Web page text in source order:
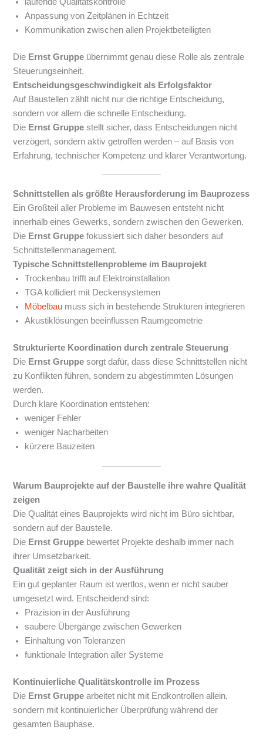
Anpassung von Zeitplänen in Echtzeit
Kommunikation zwischen allen Projektbeteiligten
Die Ernst Gruppe übernimmt genau diese Rolle als zentrale
Steuerungseinheit.
Entscheidungsgeschwindigkeit als Erfolgsfaktor
Auf Baustellen zählt nicht nur die richtige Entscheidung,
sondern vor allem die schnelle Entscheidung.
Die Ernst Gruppe stellt sicher, dass Entscheidungen nicht
verzögert, sondern aktiv getroffen werden – auf Basis von
Erfahrung, technischer Kompetenz und klarer Verantwortung.
Schnittstellen als größte Herausforderung im Bauprozess
Ein Großteil aller Probleme im Bauwesen entsteht nicht
innerhalb eines Gewerks, sondern zwischen den Gewerken.
Die Ernst Gruppe fokussiert sich daher besonders auf
Schnittstellenmanagement.
Typische Schnittstellenprobleme im Bauprojekt
Trockenbau trifft auf Elektroinstallation
TGA kollidiert mit Deckensystemen
Möbelbau muss sich in bestehende Strukturen integrieren
Akustiklösungen beeinflussen Raumgeometrie
Strukturierte Koordination durch zentrale Steuerung
Die Ernst Gruppe sorgt dafür, dass diese Schnittstellen nicht
zu Konflikten führen, sondern zu abgestimmten Lösungen
werden.
Durch klare Koordination entstehen:
weniger Fehler
weniger Nacharbeiten
kürzere Bauzeiten
Warum Bauprojekte auf der Baustelle ihre wahre Qualität
zeigen
Die Qualität eines Bauprojekts wird nicht im Büro sichtbar,
sondern auf der Baustelle.
Die Ernst Gruppe bewertet Projekte deshalb immer nach
ihrer Umsetzbarkeit.
Qualität zeigt sich in der Ausführung
Ein gut geplanter Raum ist wertlos, wenn er nicht sauber
umgesetzt wird. Entscheidend sind:
Präzision in der Ausführung
saubere Übergänge zwischen Gewerken
Einhaltung von Toleranzen
funktionale Integration aller Systeme
Kontinuierliche Qualitätskontrolle im Prozess
Die Ernst Gruppe arbeitet nicht mit Endkontrollen allein,
sondern mit kontinuierlicher Überprüfung während der
gesamten Bauphase.